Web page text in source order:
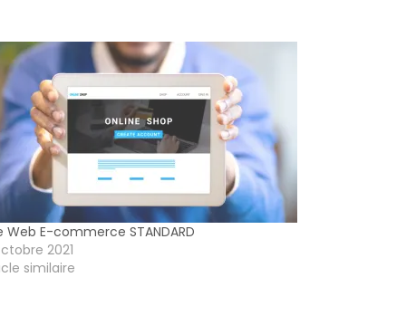
Web E-commerce STANDARD
2021
similaire